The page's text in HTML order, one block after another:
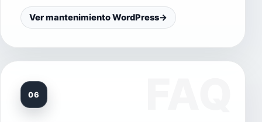
Ver mantenimiento WordPress→
06